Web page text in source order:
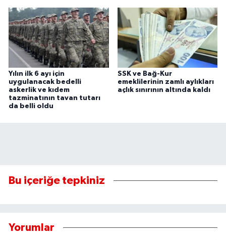
Yılın ilk 6 ayı için
uygulanacak bedelli
askerlik ve kıdem
tazminatının tavan tutarı
da belli oldu
SSK ve Bağ-Kur
emeklilerinin zamlı aylıkları
açlık sınırının altında kaldı
Bu içeriğe tepkiniz
Yorumlar